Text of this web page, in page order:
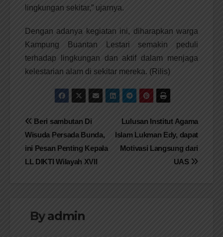
lingkungan sekitar,” ujarnya.
Dengan adanya kegiatan ini, diharapkan warga
Kampung Buantan Lestari semakin peduli
terhadap lingkungan dan aktif dalam menjaga
kelestarian alam di sekitar mereka. (Rilis)
Navigasi
pos
Lulusan Institut Agama
Islam Lukman Edy, dapat
Motivasi Langsung dari
UAS
Beri sambutan Di
Wisuda Persada Bunda,
ini Pesan Penting Kepala
LL DIKTI Wilayah XVII
Byadmin